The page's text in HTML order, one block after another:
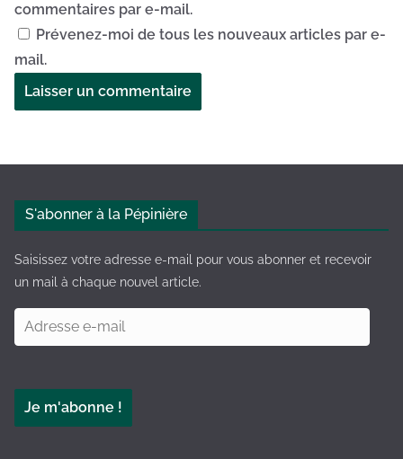
commentaires par e-mail.
Prévenez-moi de tous les nouveaux articles par e-
mail.
e
v
S'abonner à la Pépinière
Saisissez votre adresse e-mail pour vous abonner et recevoir
un mail à chaque nouvel article.
d
e
s
Je m'abonne !